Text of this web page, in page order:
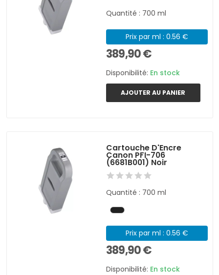
Quantité : 700 ml
Prix par ml : 0.56 €
389,90 €
Disponibilité: En stock
AJOUTER AU PANIER
Cartouche D'Encre
Canon PFI-706
(6681B001) Noir
Quantité : 700 ml
Prix par ml : 0.56 €
389,90 €
Disponibilité: En stock